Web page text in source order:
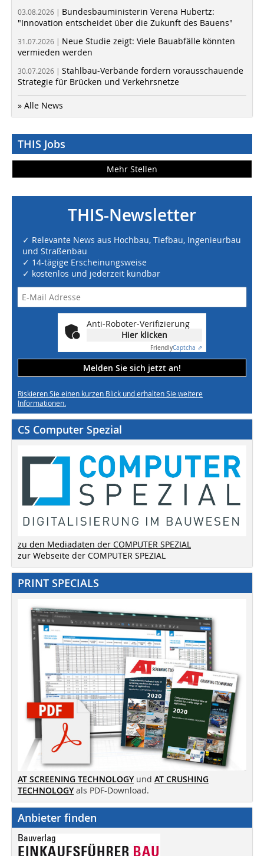
03.08.2026 | Bundesbauministerin Verena Hubertz:
"Innovation entscheidet über die Zukunft des Bauens"
31.07.2026 | Neue Studie zeigt: Viele Bauabfälle könnten
vermieden werden
30.07.2026 | Stahlbau-Verbände fordern vorausschauende
Strategie für Brücken und Verkehrsnetze
» Alle News
THIS Jobs
Mehr Stellen
THIS-Newsletter
✓ Relevante News aus Hochbau, Tiefbau, Ingenieurbau
und Straßenbau
✓ 14-tägige Erscheinungsweise
✓ kostenlos und jederzeit kündbar
Anti-Roboter-Verifizierung
Hier klicken
FriendlyCaptcha ⇗
Melden Sie sich jetzt an!
Riskieren Sie einen kurzen Blick und erhalten Sie weitere
Informationen.
CS Computer Spezial
zu den Mediadaten der COMPUTER SPEZIAL
zur Webseite der COMPUTER SPEZIAL
PRINT SPECIALS
AT SCREENING TECHNOLOGY und AT CRUSHING
TECHNOLOGY als PDF-Download.
Anbieter finden